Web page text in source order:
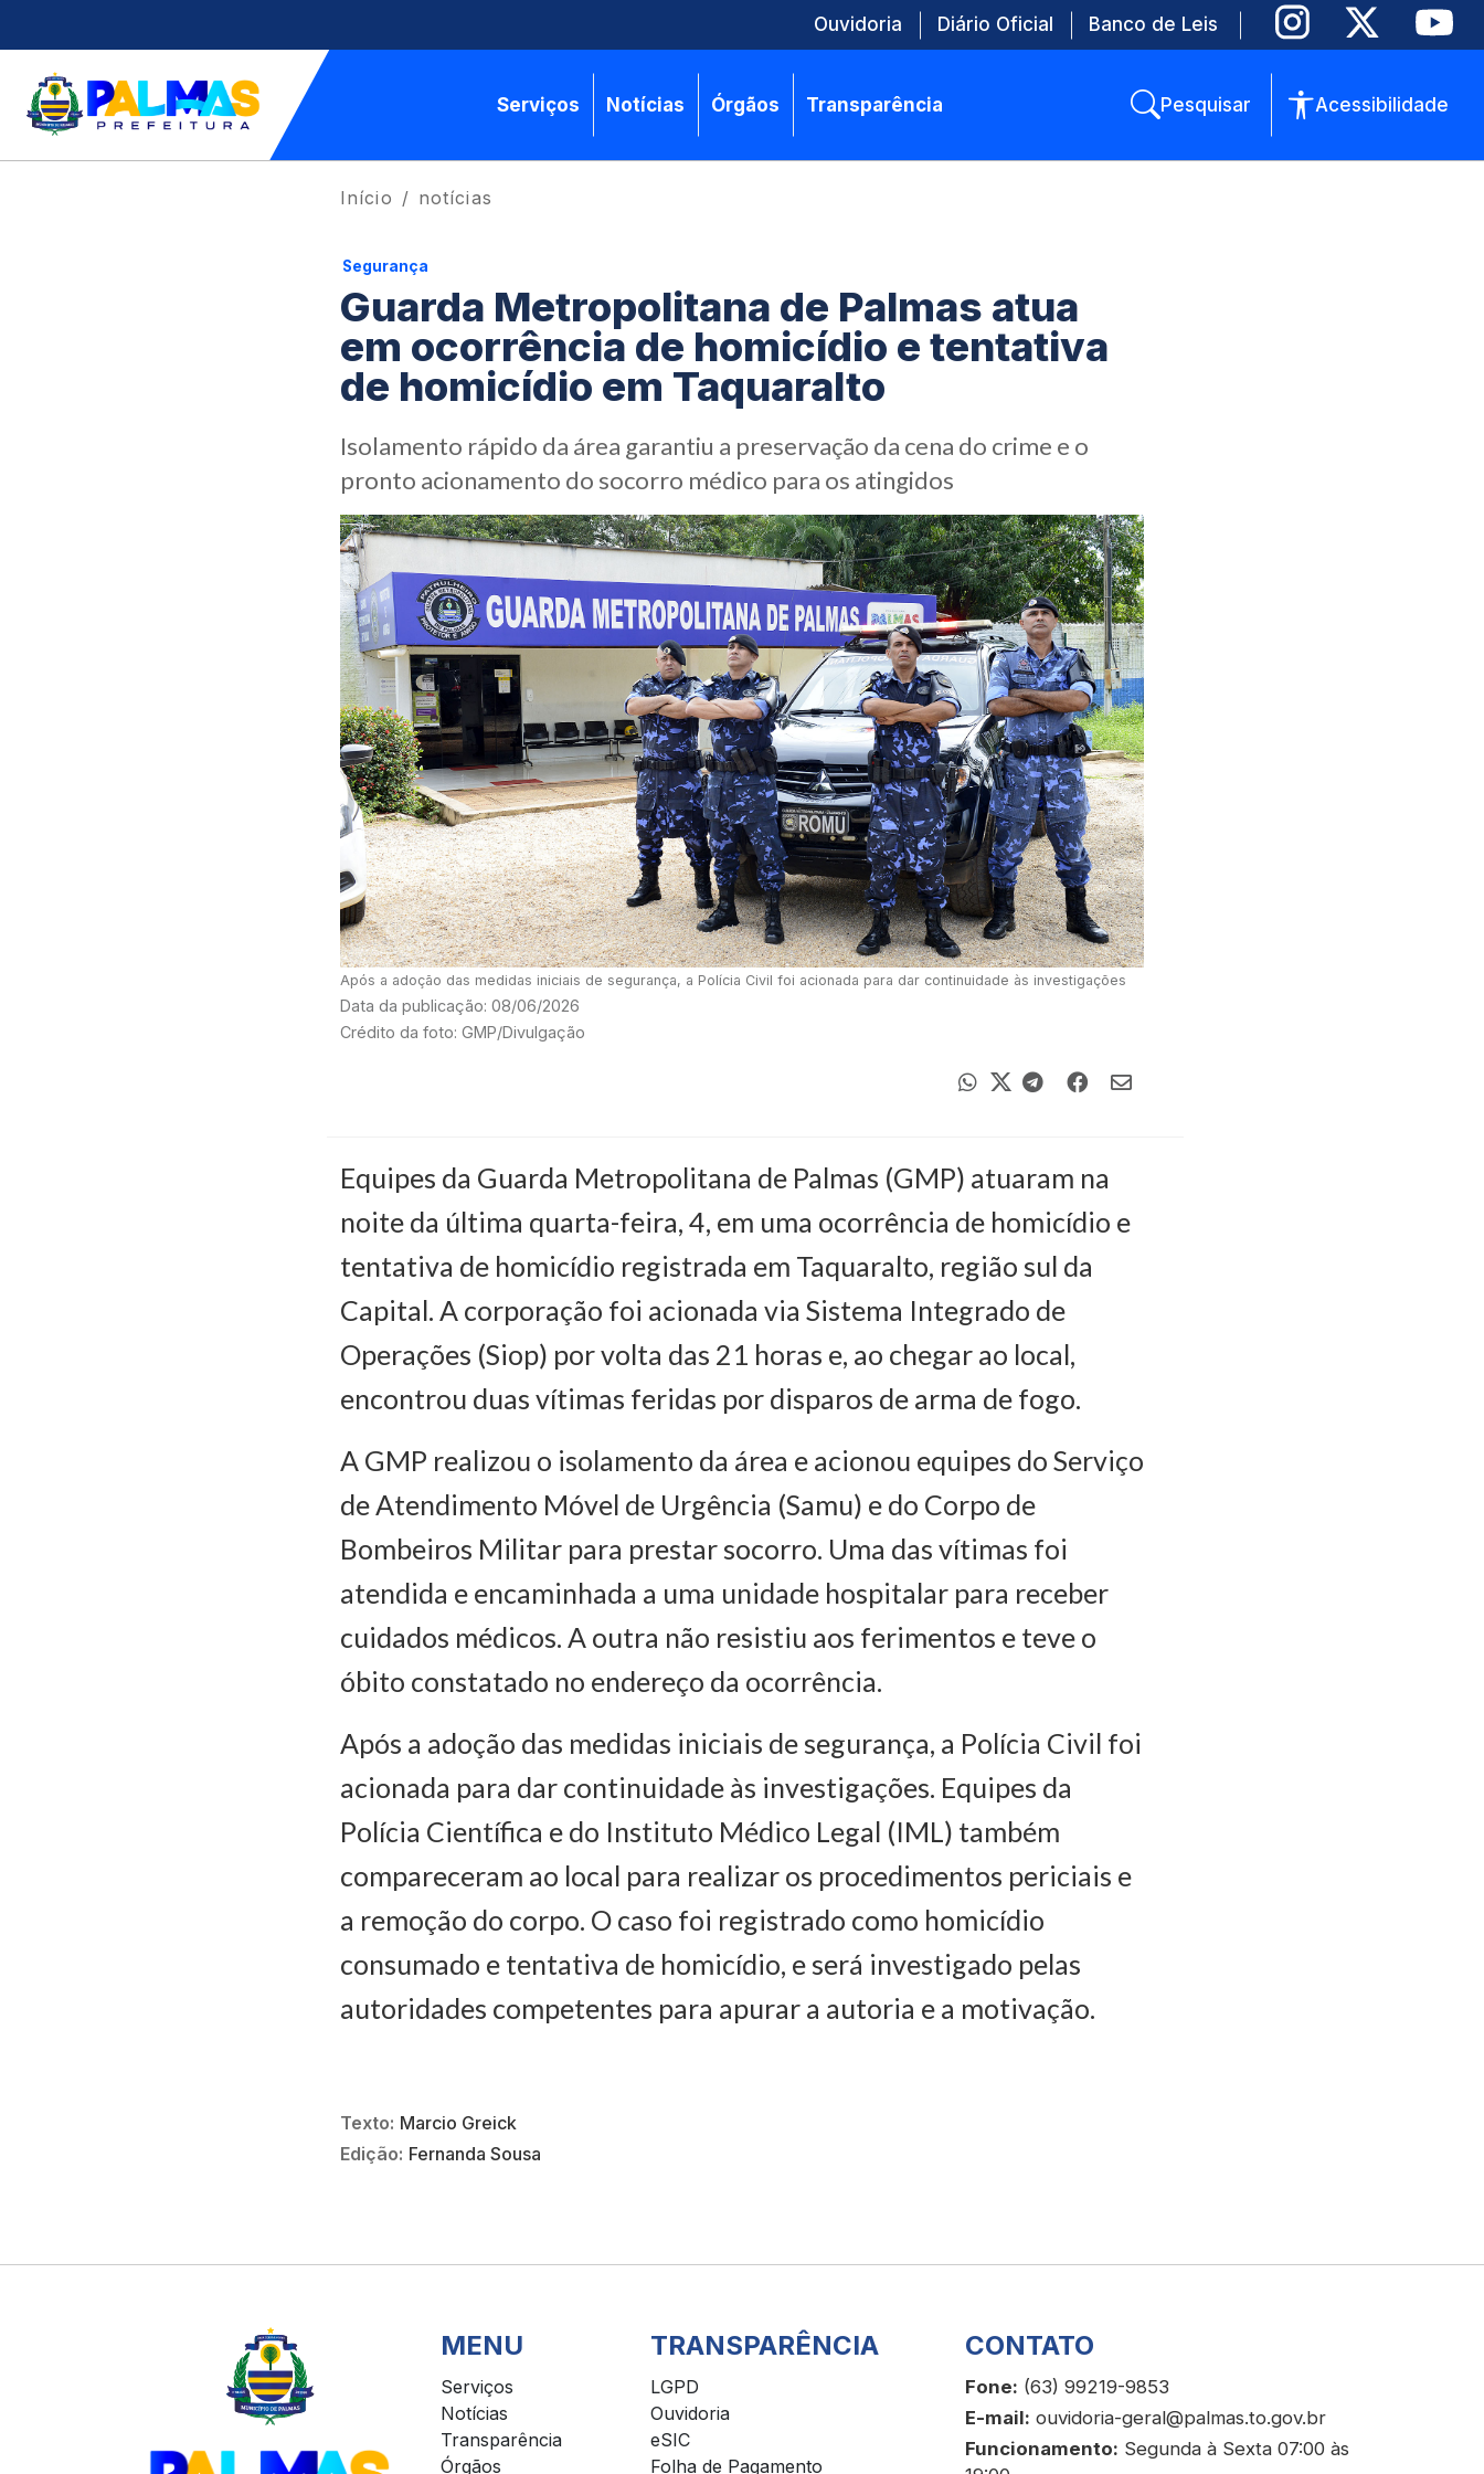
Ouvidoria Diário Oficial Banco de Leis
Serviços Notícias Órgãos Transparência Pesquisar Acessibilidade
Início notícias
Segurança
Guarda Metropolitana de Palmas atua
em ocorrência de homicídio e tentativa
de homicídio em Taquaralto
Isolamento rápido da área garantiu a preservação da cena do crime e o
pronto acionamento do socorro médico para os atingidos
Após a adoção das medidas iniciais de segurança, a Polícia Civil foi acionada para dar continuidade às investigações
Data da publicação: 08/06/2026
Crédito da foto: GMP/Divulgação
Equipes da Guarda Metropolitana de Palmas (GMP) atuaram na
noite da última quarta-feira, 4, em uma ocorrência de homicídio e
tentativa de homicídio registrada em Taquaralto, região sul da
Capital. A corporação foi acionada via Sistema Integrado de
Operações (Siop) por volta das 21 horas e, ao chegar ao local,
encontrou duas vítimas feridas por disparos de arma de fogo.
A GMP realizou o isolamento da área e acionou equipes do Serviço
de Atendimento Móvel de Urgência (Samu) e do Corpo de
Bombeiros Militar para prestar socorro. Uma das vítimas foi
atendida e encaminhada a uma unidade hospitalar para receber
cuidados médicos. A outra não resistiu aos ferimentos e teve o
óbito constatado no endereço da ocorrência.
Após a adoção das medidas iniciais de segurança, a Polícia Civil foi
acionada para dar continuidade às investigações. Equipes da
Polícia Científica e do Instituto Médico Legal (IML) também
compareceram ao local para realizar os procedimentos periciais e
a remoção do corpo. O caso foi registrado como homicídio
consumado e tentativa de homicídio, e será investigado pelas
autoridades competentes para apurar a autoria e a motivação.
Texto: Marcio Greick
Edição: Fernanda Sousa
MENU
Serviços
Notícias
Transparência
Órgãos
TRANSPARÊNCIA
LGPD
Ouvidoria
eSIC
Folha de Pagamento
CONTATO
Fone: (63) 99219-9853
E-mail: ouvidoria-geral@palmas.to.gov.br
Funcionamento: Segunda à Sexta 07:00 às